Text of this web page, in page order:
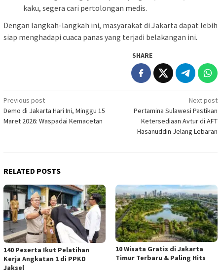
kaku, segera cari pertolongan medis.
Dengan langkah-langkah ini, masyarakat di Jakarta dapat lebih
siap menghadapi cuaca panas yang terjadi belakangan ini.
SHARE
Post
navigation
Previous post
Demo di Jakarta Hari Ini, Minggu 15
Maret 2026: Waspadai Kemacetan
Next post
Pertamina Sulawesi Pastikan
Ketersediaan Avtur di AFT
Hasanuddin Jelang Lebaran
RELATED POSTS
140 Peserta Ikut Pelatihan
Kerja Angkatan 1 di PPKD
Jaksel
10 Wisata Gratis di Jakarta
Timur Terbaru & Paling Hits